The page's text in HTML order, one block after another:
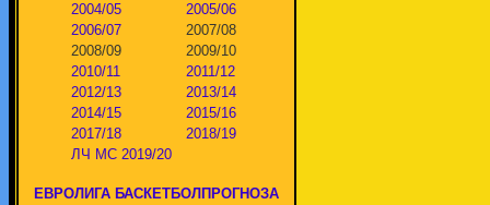
2004/05
2005/06
2006/07
2007/08
2008/09
2009/10
2010/11
2011/12
2012/13
2013/14
2014/15
2015/16
2017/18
2018/19
ЛЧ МС 2019/20
ЕВРОЛИГА БАСКЕТБОЛПРОГНОЗА